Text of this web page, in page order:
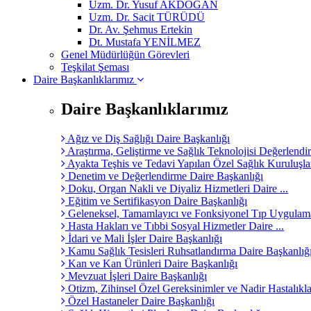
Uzm. Dr. Yusuf AKDOĞAN
Uzm. Dr. Sacit TÜRÜDÜ
Dr. Av. Şehmus Ertekin
Dt. Mustafa YENİLMEZ
Genel Müdürlüğün Görevleri
Teşkilat Şeması
Daire Başkanlıklarımız
Daire Başkanlıklarımız
Ağız ve Diş Sağlığı Daire Başkanlığı
Araştırma, Geliştirme ve Sağlık Teknolojisi
Ayakta Teşhis ve Tedavi Yapılan Özel Sağlık
Denetim ve Değerlendirme Daire Başkanlığı
Doku, Organ Nakli ve Diyaliz Hizmetleri Daire ...
Eğitim ve Sertifikasyon Daire Başkanlığı
Geleneksel, Tamamlayıcı ve Fonksiyonel Tıp
Hasta Hakları ve Tıbbi Sosyal Hizmetler Daire ...
İdari ve Mali İşler Daire Başkanlığı
Kamu Sağlık Tesisleri Ruhsatlandırma Daire Başkanlığı
Kan ve Kan Ürünleri Daire Başkanlığı
Mevzuat İşleri Daire Başkanlığı
Otizm, Zihinsel Özel Gereksinimler ve Nadir
Özel Hastaneler Daire Başkanlığı